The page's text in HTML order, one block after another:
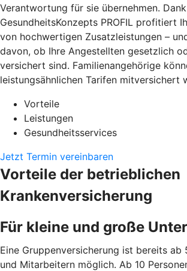
Verantwortung für sie übernehmen.
GesundheitsKonzepts PROFIL profitiert
von hochwertigen Zusatzleistungen –
davon, ob Ihre Angestellten gesetzlich
versichert sind. Familienangehörige
leistungsähnlichen Tarifen mitversichert
Vorteile
Leistungen
Gesundheitsservices
Jetzt Termin vereinbaren
Vorteile der betrieblichen
Krankenversicherung
Für kleine und große
Eine Gruppenversicherung ist bereits ab
und Mitarbeitern möglich. Ab 10